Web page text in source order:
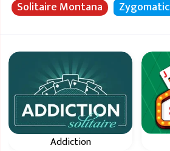
Solitaire Montana Zygomatic
Addiction